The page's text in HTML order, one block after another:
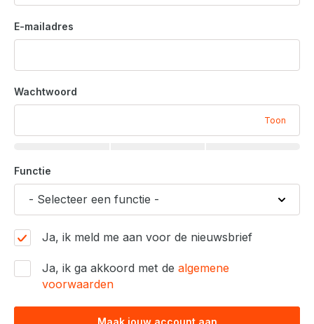
E-mailadres
Wachtwoord
Toon
Functie
Ja, ik meld me aan voor de nieuwsbrief
Ja, ik ga akkoord met de algemene
voorwaarden
Maak jouw account aan